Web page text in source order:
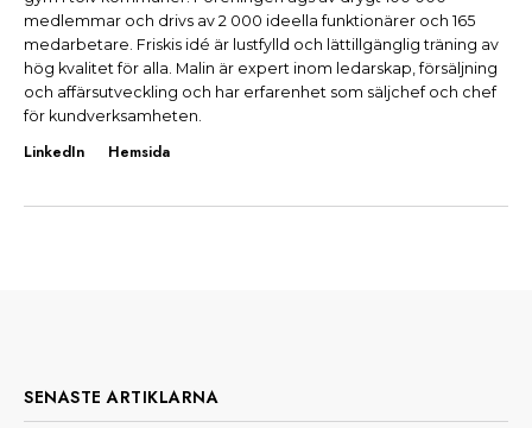
medlemmar och drivs av 2 000 ideella funktionärer och 165
medarbetare. Friskis idé är lustfylld och lättillgänglig träning av
hög kvalitet för alla. Malin är expert inom ledarskap, försäljning
och affärsutveckling och har erfarenhet som säljchef och chef
för kundverksamheten.
LinkedIn Hemsida
SENASTE ARTIKLARNA